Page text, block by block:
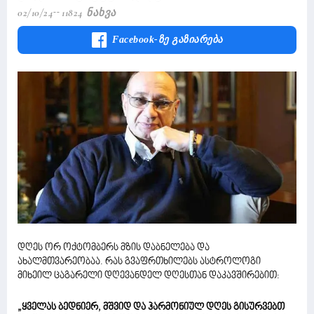
02/10/24 11824 Ნახვა
Facebook-Ზე Გაზიარება
დღეს ორ ოქტომბერს მზის დაბნელება და
ახალმთვარეობაა. რას გვაფრთხილებს ასტროლოგი
მიხეილ ცაგარელი დღევანდელ დღესთან დაკავშირებით:
„ყველას ბედნიერ, მშვიდ და ჰარმონიულ დღეს გისურვებთ